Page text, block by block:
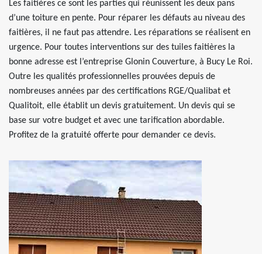
Les faitières ce sont les parties qui réunissent les deux pans
d’une toiture en pente. Pour réparer les défauts au niveau des
faitières, il ne faut pas attendre. Les réparations se réalisent en
urgence. Pour toutes interventions sur des tuiles faitières la
bonne adresse est l’entreprise Glonin Couverture, à Bucy Le Roi.
Outre les qualités professionnelles prouvées depuis de
nombreuses années par des certifications RGE/Qualibat et
Qualitoit, elle établit un devis gratuitement. Un devis qui se
base sur votre budget et avec une tarification abordable.
Profitez de la gratuité offerte pour demander ce devis.